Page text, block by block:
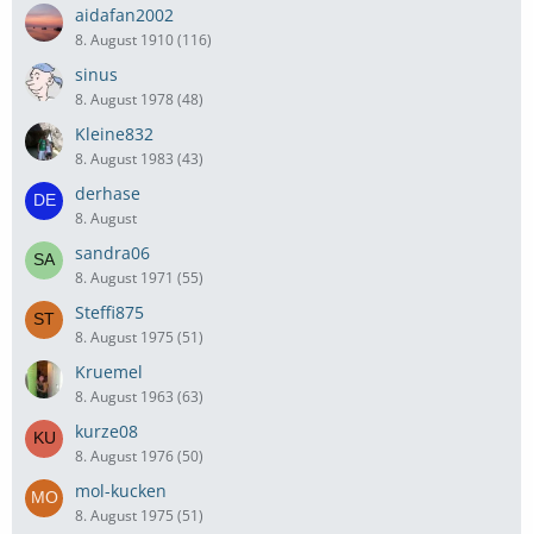
aidafan2002
8. August 1910 (116)
sinus
8. August 1978 (48)
Kleine832
8. August 1983 (43)
derhase
8. August
sandra06
8. August 1971 (55)
Steffi875
8. August 1975 (51)
Kruemel
8. August 1963 (63)
kurze08
8. August 1976 (50)
mol-kucken
8. August 1975 (51)